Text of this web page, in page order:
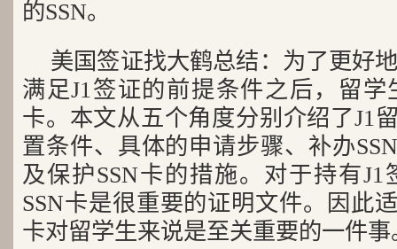
的SSN。
美国签证找大鹤总结：为了更好
满足J1签证的前提条件之后，留
卡。本文从五个角度分别介绍了J1
置条件、具体的申请步骤、补办
及保护SSN卡的措施。对于持有
SSN卡是很重要的证明文件。因此
卡对留学生来说是至关重要的一件事